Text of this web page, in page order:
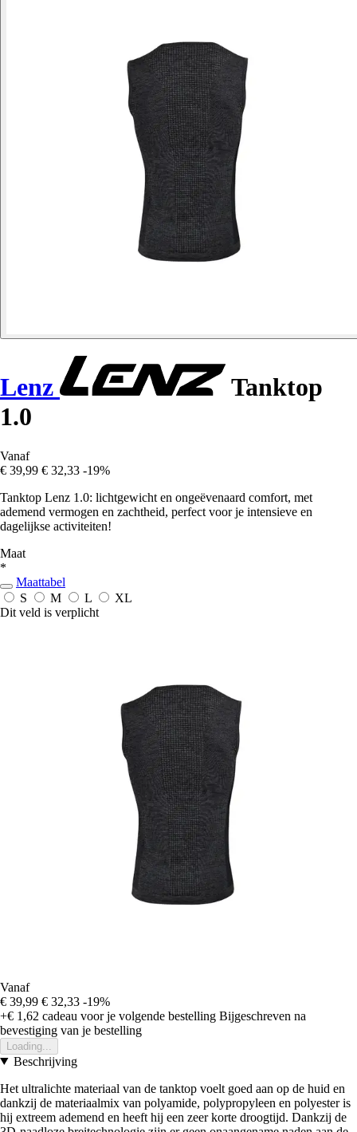
Lenz
Tanktop
1.0
Vanaf
€ 39,99 € 32,33 -19%
Tanktop Lenz 1.0: lichtgewicht en ongeëvenaard comfort, met
ademend vermogen en zachtheid, perfect voor je intensieve en
dagelijkse activiteiten!
Maat
*
Maattabel
S
M L
XL
Dit veld is verplicht
Vanaf
€ 39,99 € 32,33 -19%
+€ 1,62 cadeau voor je volgende bestelling Bijgeschreven na
bevestiging van je bestelling
Loading...
Beschrijving
Het ultralichte materiaal van de tanktop voelt goed aan op de huid en
dankzij de materiaalmix van polyamide, polypropyleen en polyester is
hij extreem ademend en heeft hij een zeer korte droogtijd. Dankzij de